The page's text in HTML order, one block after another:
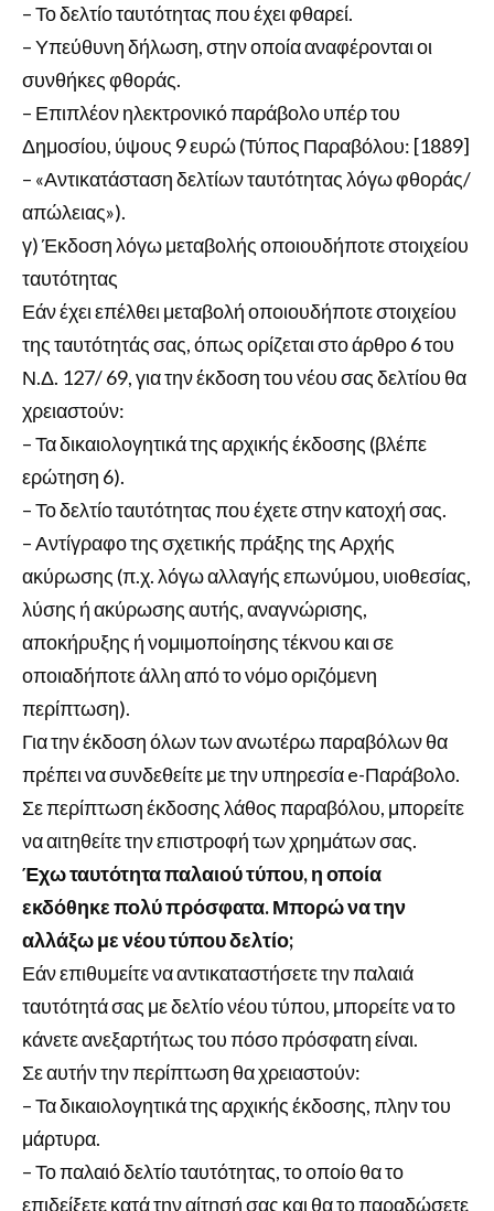
– Το δελτίο ταυτότητας που έχει φθαρεί.
– Υπεύθυνη δήλωση, στην οποία αναφέρονται οι
συνθήκες φθοράς.
– Επιπλέον ηλεκτρονικό παράβολο υπέρ του
Δημοσίου, ύψους 9 ευρώ (Τύπος Παραβόλου: [1889]
– «Αντικατάσταση δελτίων ταυτότητας λόγω φθοράς/
απώλειας»).
γ) Έκδοση λόγω μεταβολής οποιουδήποτε στοιχείου
ταυτότητας
Εάν έχει επέλθει μεταβολή οποιουδήποτε στοιχείου
της ταυτότητάς σας, όπως ορίζεται στο άρθρο 6 του
Ν.Δ. 127/ 69, για την έκδοση του νέου σας δελτίου θα
χρειαστούν:
– Τα δικαιολογητικά της αρχικής έκδοσης (βλέπε
ερώτηση 6).
– Το δελτίο ταυτότητας που έχετε στην κατοχή σας.
– Αντίγραφο της σχετικής πράξης της Αρχής
ακύρωσης (π.χ. λόγω αλλαγής επωνύμου, υιοθεσίας,
λύσης ή ακύρωσης αυτής, αναγνώρισης,
αποκήρυξης ή νομιμοποίησης τέκνου και σε
οποιαδήποτε άλλη από το νόμο οριζόμενη
περίπτωση).
Για την έκδοση όλων των ανωτέρω παραβόλων θα
πρέπει να συνδεθείτε με την υπηρεσία e-Παράβολο.
Σε περίπτωση έκδοσης λάθος παραβόλου, μπορείτε
να αιτηθείτε την επιστροφή των χρημάτων σας.
Έχω ταυτότητα παλαιού τύπου, η οποία
εκδόθηκε πολύ πρόσφατα. Μπορώ να την
αλλάξω με νέου τύπου δελτίο;
Εάν επιθυμείτε να αντικαταστήσετε την παλαιά
ταυτότητά σας με δελτίο νέου τύπου, μπορείτε να το
κάνετε ανεξαρτήτως του πόσο πρόσφατη είναι.
Σε αυτήν την περίπτωση θα χρειαστούν:
– Τα δικαιολογητικά της αρχικής έκδοσης, πλην του
μάρτυρα.
– Το παλαιό δελτίο ταυτότητας, το οποίο θα το
επιδείξετε κατά την αίτησή σας και θα το παραδώσετε